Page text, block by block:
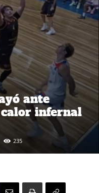
ante
infernal
235